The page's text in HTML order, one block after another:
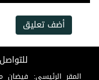
أضف تعليق
المقر الرئيسي: فيضان